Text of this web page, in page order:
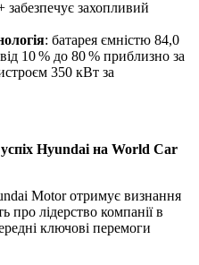
захопливий
: батарея ємністю 84,0
10 % до 80 % приблизно за
350 кВт за
Hyundai на World Car
Motor отримує визнання
про лідерство компанії в
ключові перемоги